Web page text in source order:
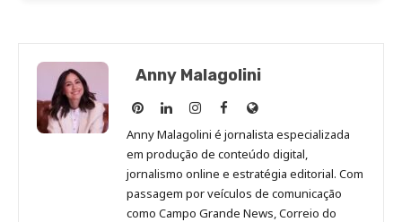
Anny Malagolini
Anny
Malagolini
no
Pinterest
Anny
Malagolini
no
LinkedIn
Anny
Malagolini
no
Instagram
Anny
Malagolini
no
Facebook
Site
de
Anny
Malagolini
Anny Malagolini é jornalista especializada
em produção de conteúdo digital,
jornalismo online e estratégia editorial. Com
passagem por veículos de comunicação
como Campo Grande News, Correio do